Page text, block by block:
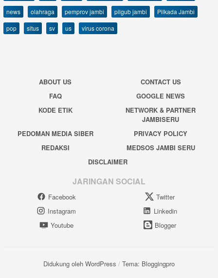
news
olahraga pemprov jambi pilgub jambi
Pilkada Jambi
pop
situs sv us virus corona
ABOUT US
CONTACT US
FAQ
GOOGLE NEWS
KODE ETIK
NETWORK & PARTNER
JAMBISERU
PEDOMAN MEDIA SIBER
PRIVACY POLICY
REDAKSI
MEDSOS JAMBI SERU
DISCLAIMER
JARINGAN SOCIAL
Facebook
Twitter
Instagram
Linkedin
Youtube
Blogger
Didukung oleh WordPress / Tema: Bloggingpro